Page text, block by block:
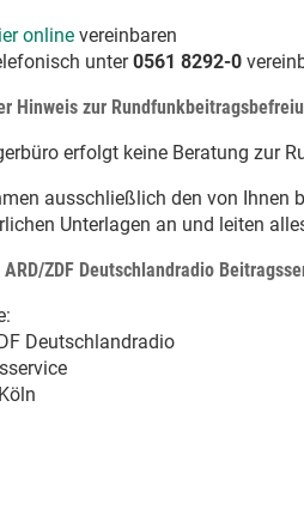
online vereinbaren
unter0561 8292-0
Hinweis zur
erfolgt keine Beratung zur
ausschließlich den von Ihnen
Unterlagen an und leiten
ARD/ZDF Deutschlandradio
Deutschlandradio